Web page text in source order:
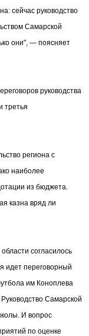
сейчас руководство
Самарской
они", — поясняет
руководства
третья
региона с
наиболее
из бюджета.
казна вряд ли
согласилось
идет переговорный
им Коноплева
Самарской
И вопрос
по оценке